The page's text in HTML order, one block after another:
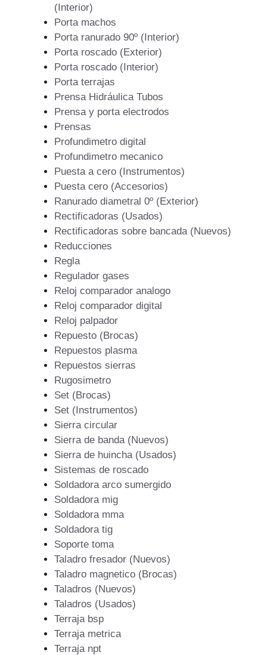
(Interior)
Porta machos
Porta ranurado 90º (Interior)
Porta roscado (Exterior)
Porta roscado (Interior)
Porta terrajas
Prensa Hidráulica Tubos
Prensa y porta electrodos
Prensas
Profundimetro digital
Profundimetro mecanico
Puesta a cero (Instrumentos)
Puesta cero (Accesorios)
Ranurado diametral 0º (Exterior)
Rectificadoras (Usados)
Rectificadoras sobre bancada (Nuevos)
Reducciones
Regla
Regulador gases
Reloj comparador analogo
Reloj comparador digital
Reloj palpador
Repuesto (Brocas)
Repuestos plasma
Repuestos sierras
Rugosimetro
Set (Brocas)
Set (Instrumentos)
Sierra circular
Sierra de banda (Nuevos)
Sierra de huincha (Usados)
Sistemas de roscado
Soldadora arco sumergido
Soldadora mig
Soldadora mma
Soldadora tig
Soporte toma
Taladro fresador (Nuevos)
Taladro magnetico (Brocas)
Taladros (Nuevos)
Taladros (Usados)
Terraja bsp
Terraja metrica
Terraja npt